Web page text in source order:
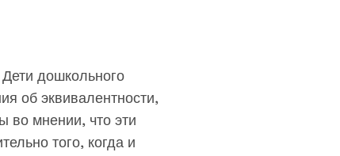
дошкольного
об эквивалентности,
во мнении, что эти
того, когда и